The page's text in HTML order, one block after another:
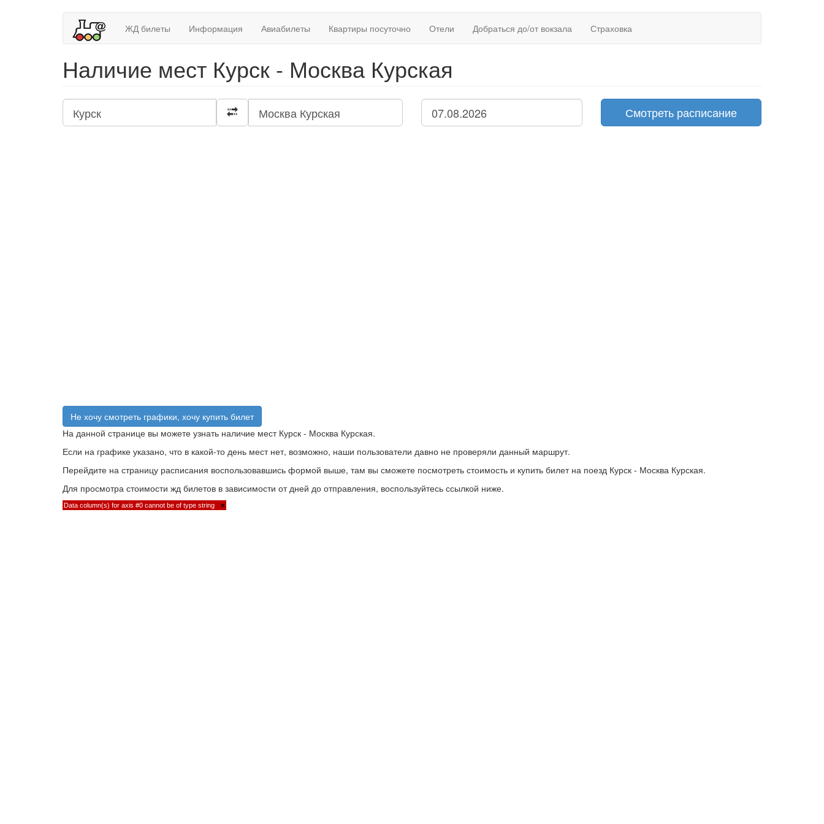
ЖД билеты Информация Авиабилеты Квартиры посуточно Отели Добраться до/от вокзала Страховка
Наличие мест Курск - Москва Курская
Смотреть расписание
Не хочу смотреть графики, хочу купить билет
На данной странице вы можете узнать наличие мест Курск - Москва Курская.
Если на графике указано, что в какой-то день мест нет, возможно, наши пользователи давно не проверяли данный маршрут.
Перейдите на страницу расписания воспользовавшись формой выше, там вы сможете посмотреть стоимость и купить билет на поезд Курск - Москва Курская.
Для просмотра стоимости жд билетов в зависимости от дней до отправления, воспользуйтесь ссылкой ниже.
Data column(s) for axis #0 cannot be of type string ×